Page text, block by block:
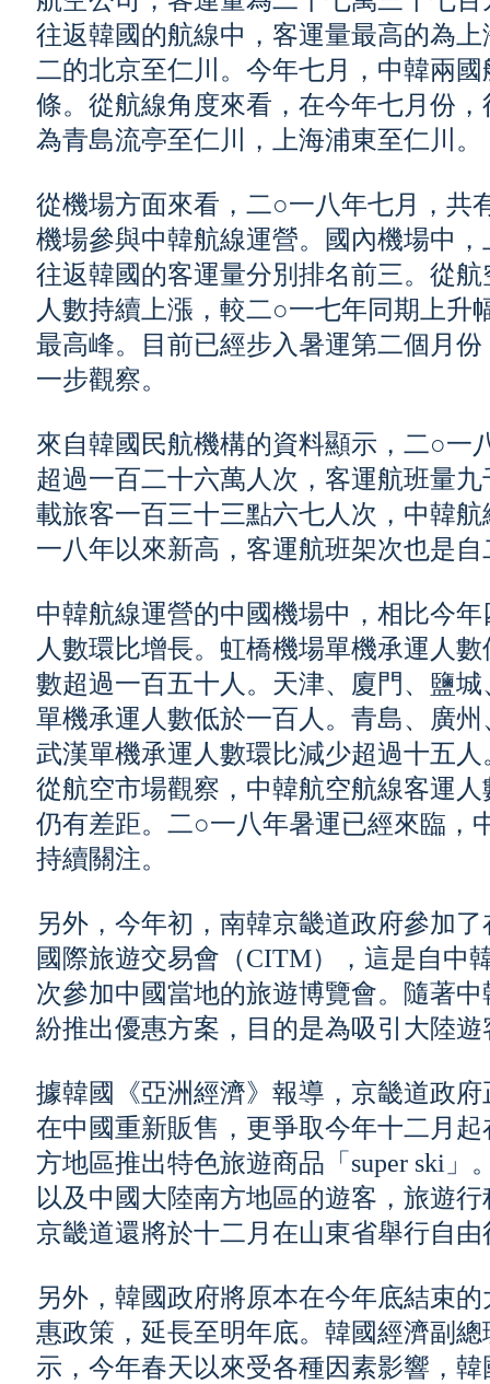
往返韓國的航線中，客運量最高的為
二的北京至仁川。今年七月，中韓兩
條。從航線角度來看，在今年七月份
為青島流亭至仁川，上海浦東至仁川。
從機場方面來看，二○一八年七月，共
機場參與中韓航線運營。國內機場中
往返韓國的客運量分別排名前三。從
人數持續上漲，較二○一七年同期上升
最高峰。目前已經步入暑運第二個月
一步觀察。
來自韓國民航機構的資料顯示，二○一
超過一百二十六萬人次，客運航班量
載旅客一百三十三點六七人次，中韓
一八年以來新高，客運航班架次也是
中韓航線運營的中國機場中，相比今
人數環比增長。虹橋機場單機承運人
數超過一百五十人。天津、廈門、鹽
單機承運人數低於一百人。青島、廣
武漢單機承運人數環比減少超過十五人
從航空市場觀察，中韓航空航線客運
仍有差距。二○一八年暑運已經來臨，
持續關注。
另外，今年初，南韓京畿道政府參加
國際旅遊交易會（CITM），這是自中
次參加中國當地的旅遊博覽會。隨著
紛推出優惠方案，目的是為吸引大陸
據韓國《亞洲經濟》報導，京畿道政
在中國重新販售，更爭取今年十二月
方地區推出特色旅遊商品「super ski」
以及中國大陸南方地區的遊客，旅遊
京畿道還將於十二月在山東省舉行自
另外，韓國政府將原本在今年底結束
惠政策，延長至明年底。韓國經濟副
示，今年春天以來受各種因素影響，